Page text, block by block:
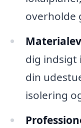
overholde
dig indsigt
din
isolering